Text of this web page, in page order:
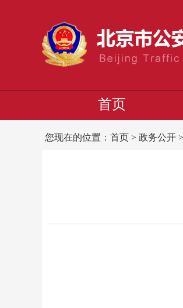
首页
您现在的位置： 首页 > 政务公开 >